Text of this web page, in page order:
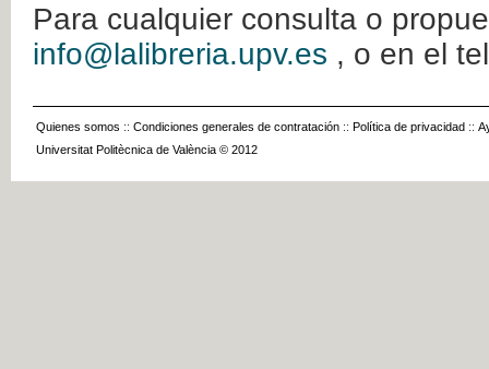
Para cualquier consulta o
info@lalibreria.upv.es , o en el
Quienes somos :: Condiciones generales de contratación :: Política de privacidad ::
Universitat Politècnica de València © 2012